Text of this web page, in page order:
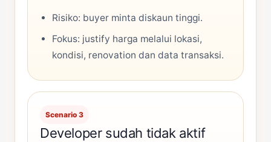
Risiko: buyer minta diskaun tinggi.
Fokus: justify harga melalui lokasi,
kondisi, renovation dan data transaksi.
Scenario 3
Developer sudah tidak aktif